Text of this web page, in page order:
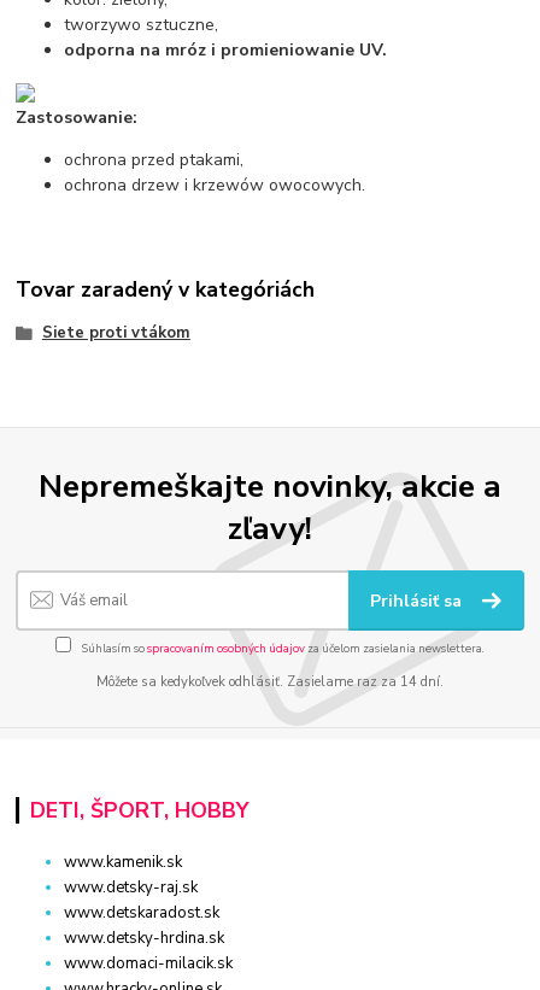
tworzywo sztuczne,
odporna na mróz i promieniowanie UV.
Zastosowanie:
ochrona przed ptakami,
ochrona drzew i krzewów owocowych.
Tovar zaradený v kategóriách
Siete proti vtákom
Nepremeškajte novinky, akcie a
zľavy!
Prihlásiť sa
Súhlasím sospracovaním osobných údajov za účelom zasielania newslettera.
Môžete sa kedykoľvek odhlásiť. Zasielame raz za 14 dní.
DETI, ŠPORT, HOBBY
www.kamenik.sk
www.detsky-raj.sk
www.detskaradost.sk
www.detsky-hrdina.sk
www.domaci-milacik.sk